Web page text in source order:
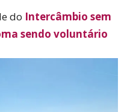
do Intercâmbio sem
sendo voluntário